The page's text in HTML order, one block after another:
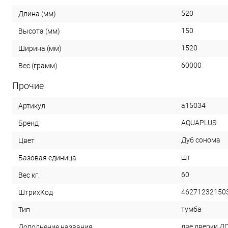
Длина (мм) 520
Высота (мм) 150
Ширина (мм) 1520
Вес (грамм) 60000
Прочие
Артикул a15034
Бренд AQUAPLUS
Цвет Дуб сонома
Базовая единица шт
Вес кг. 60
ШтрихКод
Тип тумба